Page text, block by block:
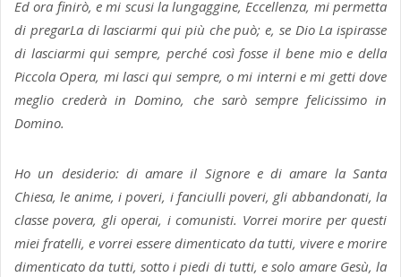
Ed ora finirò, e mi scusi la lungaggine, Eccellenza, mi permetta
di pregarLa di lasciarmi qui più che può; e, se Dio La ispirasse
di lasciarmi qui sempre, perché così fosse il bene mio e della
Piccola Opera, mi lasci qui sempre, o mi interni e mi getti dove
meglio crederà in Domino, che sarò sempre felicissimo in
Domino.
Ho un desiderio: di amare il Signore e di amare la Santa
Chiesa, le anime, i poveri, i fanciulli poveri, gli abbandonati, la
classe povera, gli operai, i comunisti. Vorrei morire per questi
miei fratelli, e vorrei essere dimenticato da tutti, vivere e morire
dimenticato da tutti, sotto i piedi di tutti, e solo amare Gesù, la